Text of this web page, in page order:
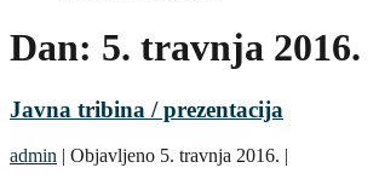
Dan: 5. travnja 2016.
Javna tribina / prezentacija
admin | Objavljeno 5. travnja 2016. |